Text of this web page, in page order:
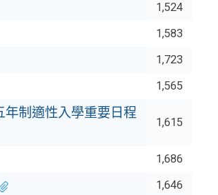
1,524
1,583
1,723
1,565
制適性入學重要日程
1,615
1,686
1,646